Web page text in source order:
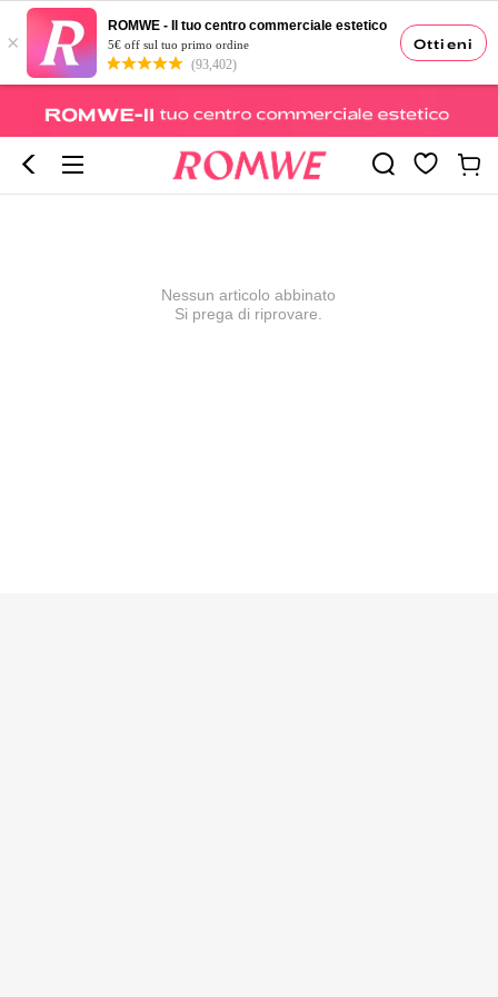
Ottieni
×
ROMWE - Il tuo centro commerciale estetico
5€ off sul tuo primo ordine
(93,402)
Nessun articolo abbinato
Si prega di riprovare.